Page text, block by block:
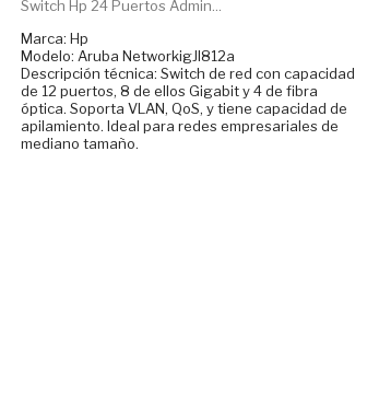
Switch Hp 24 Puertos Admin...
Marca: Hp
Modelo: Aruba NetworkigJl812a
Descripción técnica: Switch de red con capacidad
de 12 puertos, 8 de ellos Gigabit y 4 de fibra
óptica. Soporta VLAN, QoS, y tiene capacidad de
apilamiento. Ideal para redes empresariales de
mediano tamaño.